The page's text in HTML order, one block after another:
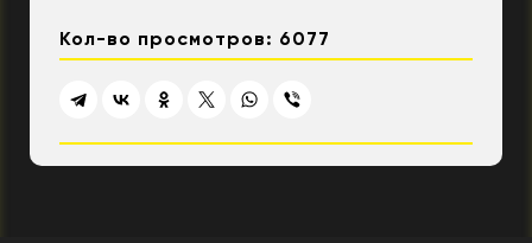
Кол-во просмотров: 6077